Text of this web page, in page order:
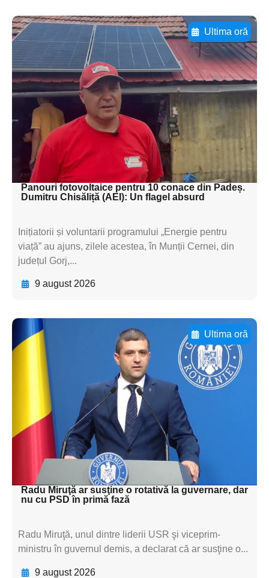
Ultima oră
Adaugă aici textul pentru
subtitluAdaugă aici
textul pentru
subtitluAdaugă aici
textul pentru
subtitluAdaugă aici
textul pentru subti
Panouri fotovoltaice pentru 10 conace din Padeș.
Dumitru Chisăliță (AEI): Un flagel absurd
Inițiatorii și voluntarii programului „Energie pentru
viață” au ajuns, zilele acestea, în Munții Cernei, din
județul Gorj,...
9 august 2026
Ultima oră
Adaugă aici textul pentru
subtitluAdaugă aici
textul pentru
subtitluAdaugă aici
textul pentru
subtitluAdaugă aici
textul pentru subti
Radu Miruţă ar susţine o rotativă la guvernare, dar
nu cu PSD în primă fază
Radu Miruţă, unul dintre liderii USR şi viceprim-
ministru în guvernul demis, a declarat că ar susţine o...
9 august 2026